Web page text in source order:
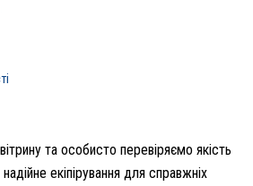
та особисто перевіряємо якість
екіпірування для справжніх